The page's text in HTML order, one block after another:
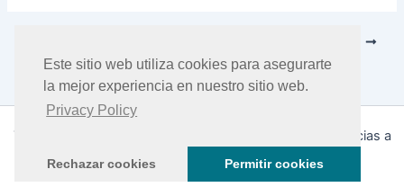
Este sitio web utiliza cookies para asegurarte
la mejor experiencia en nuestro sitio web.
Privacy Policy
Rechazar cookies Permitir cookies
Todos los derechos © 2026 DHEA Facts | Funciona gracias a
Tema Astra para WordPress